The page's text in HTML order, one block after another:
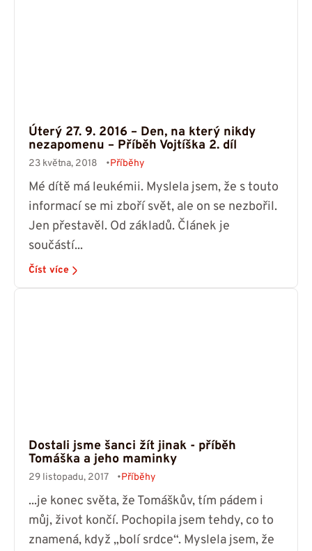
Úterý 27. 9. 2016 – Den, na který nikdy
nezapomenu – Příběh Vojtíška 2. díl
23 května, 2018 Příběhy
Mé dítě má leukémii. Myslela jsem, že s touto
informací se mi zboří svět, ale on se nezbořil.
Jen přestavěl. Od základů. Článek je
součástí...
Číst více
Dostali jsme šanci žít jinak - příběh
Tomáška a jeho maminky
29 listopadu, 2017 Příběhy
...je konec světa, že Tomáškův, tím pádem i
můj, život končí. Pochopila jsem tehdy, co to
znamená, když „bolí srdce“. Myslela jsem, že